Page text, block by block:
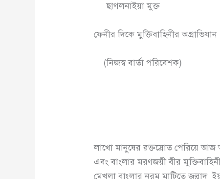
ছাগলনাইয়া মুক্ত
ফেনীর দিকে মুক্তিবাহিনীর অগ্রাভিযান
(নিজস্ব বার্তা পরিবেশক)
লাখো মানুষের রক্তস্রোত পেরিয়ে আজ
এবং বাংলার মরণজয়ী বীর
মেখলা বাংলার নরম মাটিতে জল্লাদ